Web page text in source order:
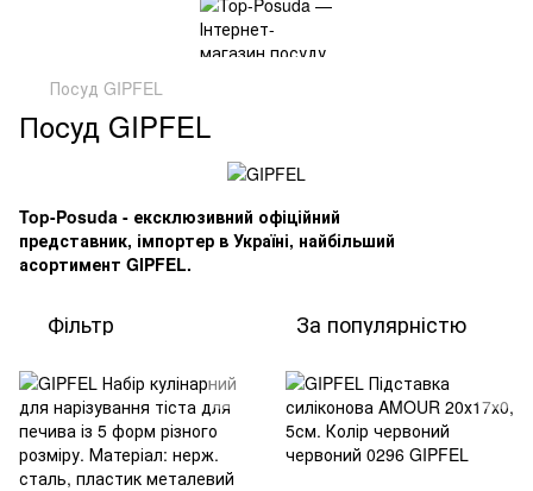
Посуд GIPFEL
Посуд GIPFEL
Top-Posuda - ексклюзивний офіційний
представник, імпортер в Україні, найбільший
асортимент GIPFEL.
Фільтр За популярністю